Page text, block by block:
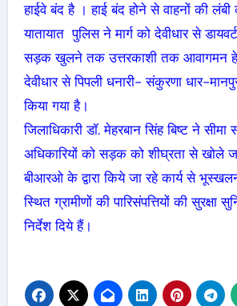
हाईवे बंद है ‌। हाई बंद होने से वाहनों की
यातायात पुलिस ने मार्ग को देवीधार से
सड़क खुलने तक उत्तरकाशी तक आवागमन
देवीधार से पिपली धनारी- संकुरणा धार-
किया गया है।
जिलाधिकारी डॉ. मेहरबान सिंह बिष्ट ने
अधिकारियों को सड़क को शीघ्रता से खोले
बीआरओ के द्वारा किये जा रहे कार्य से
स्थित ग्रामीणों की पारिसंपत्तियों की सुरक्षा
निर्देश दिये हैं।